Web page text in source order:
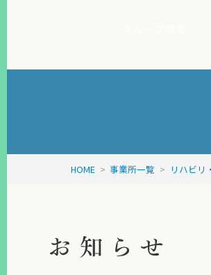
HOME > 事業所一覧 > リハビリ